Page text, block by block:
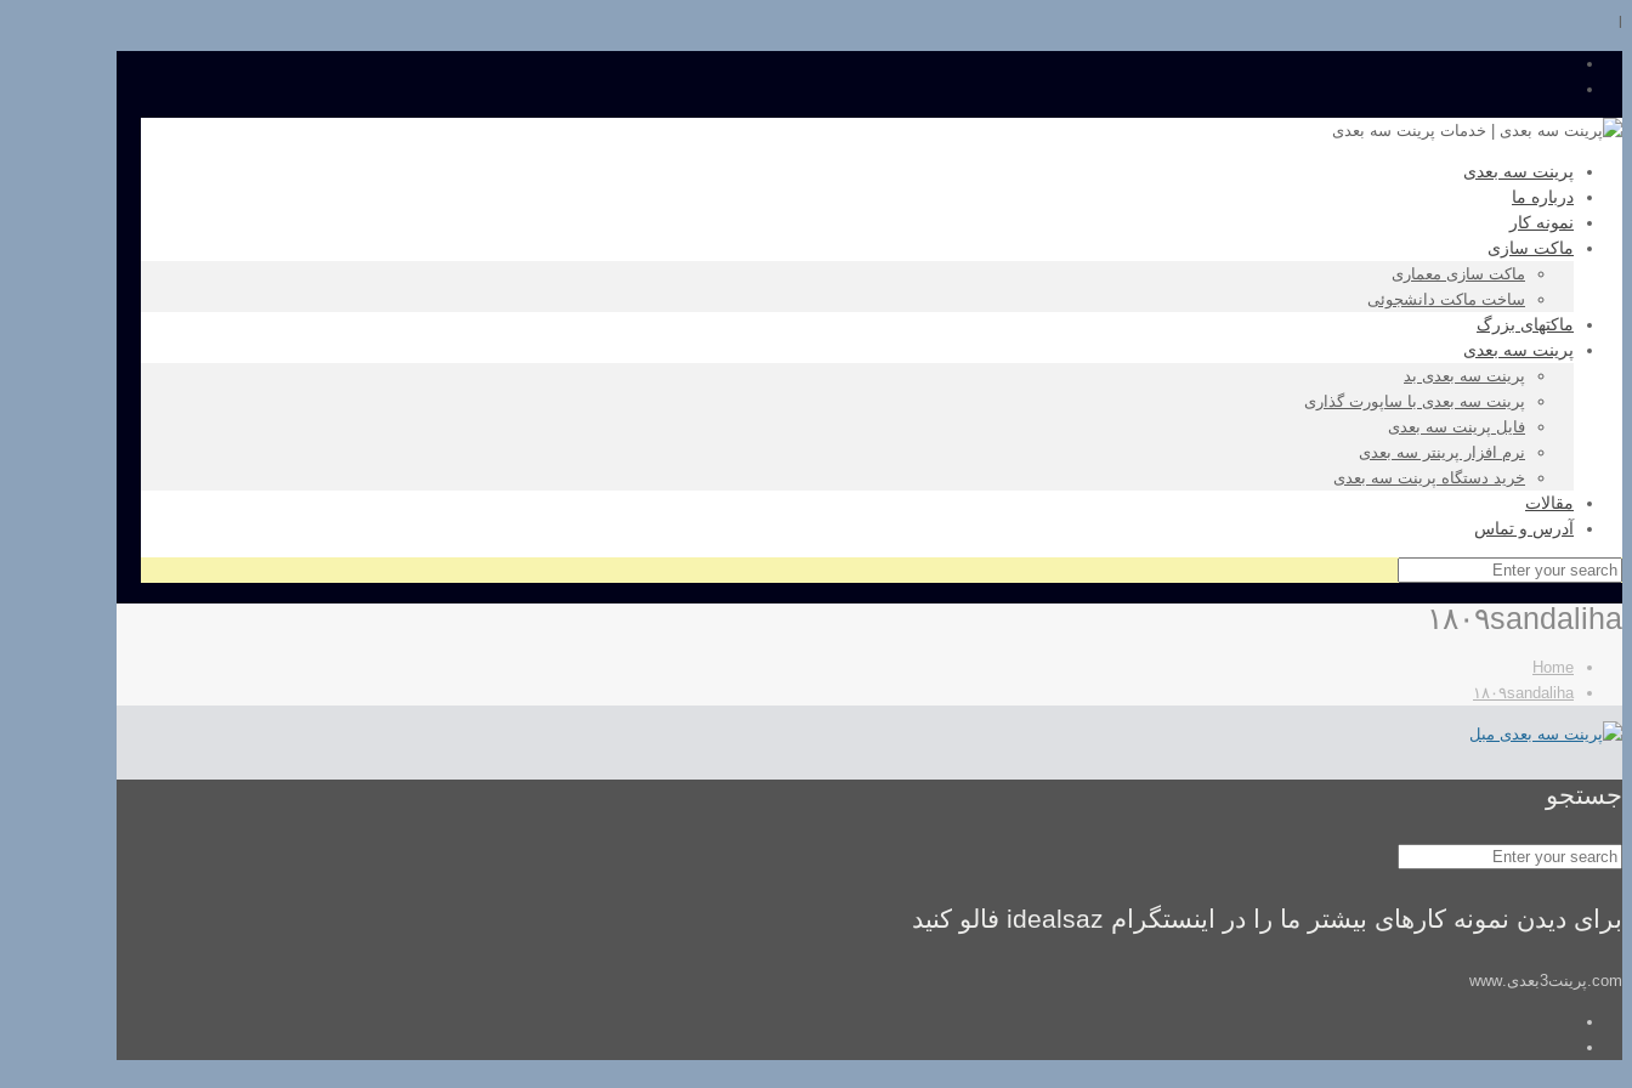
پرینت سه بعدی
درباره ما
نمونه کار
ماکت سازی
ماکت سازی معماری
ساخت ماکت دانشجوئی
ماکتهای بزرگ
پرینت سه بعدی
پرینت سه بعدی بد
پرینت سه بعدی با ساپورت گذاری
فایل پرینت سه بعدی
نرم افزار پرینتر سه بعدی
خرید دستگاه پرینت سه بعدی
مقالات
آدرس و تماس
۱۸۰۹sandaliha
Home
۱۸۰۹sandaliha
جستجو
برای دیدن نمونه کارهای بیشتر ما را در اینستگرام idealsaz فالو کنید
com.پرینت3بعدی.www